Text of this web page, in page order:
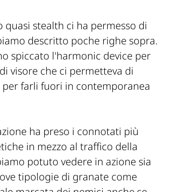
stealth ci ha permesso di
descritto poche righe sopra.
spiccato l'harmonic device per
visore che ci permetteva di
farli fuori in contemporanea
ha preso i connotati più
in mezzo al traffico della
potuto vedere in azione sia
tipologie di granate come